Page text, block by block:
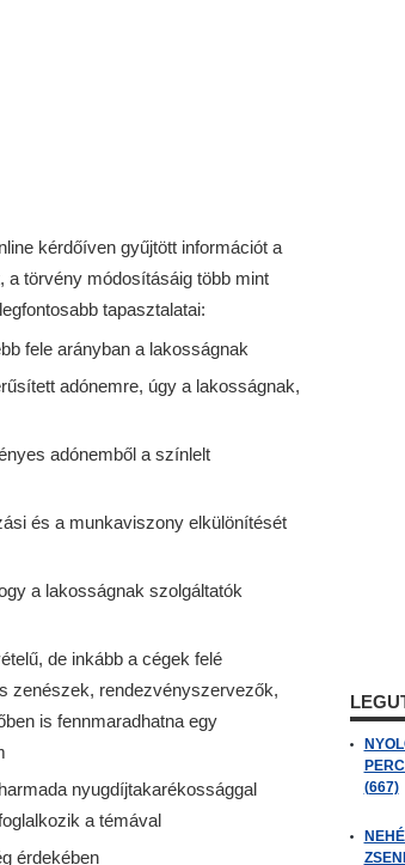
kérdőíven gyűjtött információt a
a törvény módosításáig több mint
tapasztalatai:
fele arányban a lakosságnak
adónemre, úgy a lakosságnak,
adónemből a színlelt
és a munkaviszony elkülönítését
a lakosságnak szolgáltatók
de inkább a cégek felé
zenészek, rendezvényszervezők,
is fennmaradhatna egy
nyugdíjtakarékossággal
a témával
érdekében
(667)